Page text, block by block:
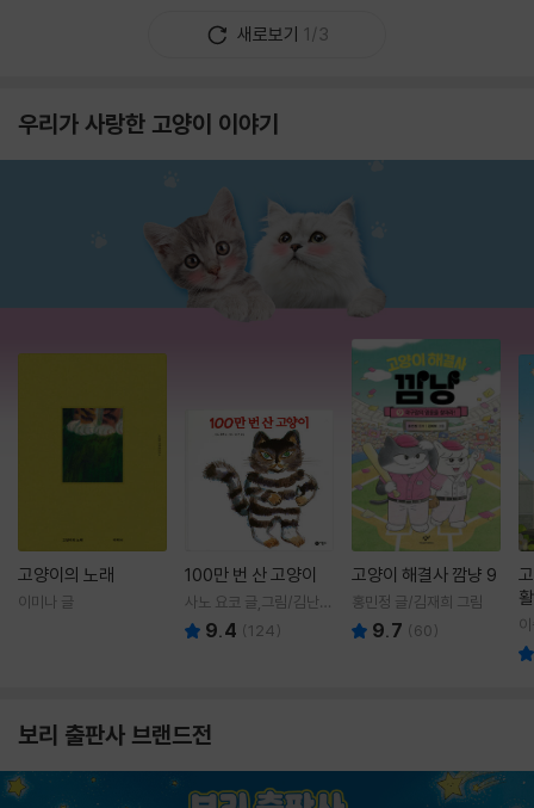
새로보기 1/3
우리가 사랑한 고양이 이야기
고양이의 노래
이미나 글
100만 번 산 고양이
사노 요코 글,그림/김난주
역 9.4 (124)
고양이 해결사 깜냥 9
홍민정 글/김재희 그림
9.7 (60)
보리 출판사 브랜드전